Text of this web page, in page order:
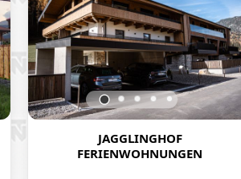
JAGGLINGHOF
FERIENWOHNUNGEN